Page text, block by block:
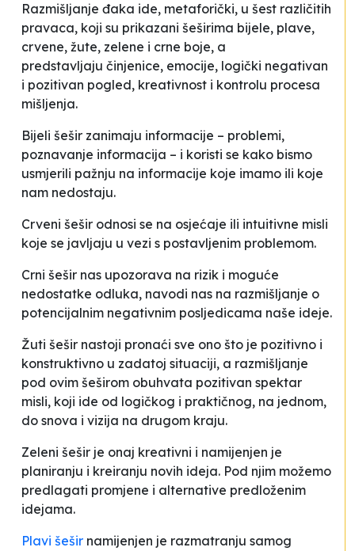
Razmišljanje đaka ide, metaforički, u šest različitih
pravaca, koji su prikazani šeširima bijele, plave,
crvene, žute, zelene i crne boje, a
predstavljaju činjenice, emocije, logički negativan
i pozitivan pogled, kreativnost i kontrolu procesa
mišljenja.
Bijeli šešir zanimaju informacije – problemi,
poznavanje informacija – i koristi se kako bismo
usmjerili pažnju na informacije koje imamo ili koje
nam nedostaju.
Crveni šešir odnosi se na osjećaje ili intuitivne misli
koje se javljaju u vezi s postavljenim problemom.
Crni šešir nas upozorava na rizik i moguće
nedostatke odluka, navodi nas na razmišljanje o
potencijalnim negativnim posljedicama naše ideje.
Žuti šešir nastoji pronaći sve ono što je pozitivno i
konstruktivno u zadatoj situaciji, a razmišljanje
pod ovim šeširom obuhvata pozitivan spektar
misli, koji ide od logičkog i praktičnog, na jednom,
do snova i vizija na drugom kraju.
Zeleni šešir je onaj kreativni i namijenjen je
planiranju i kreiranju novih ideja. Pod njim možemo
predlagati promjene i alternative predloženim
idejama.
Plavi šešir namijenjen je razmatranju samog